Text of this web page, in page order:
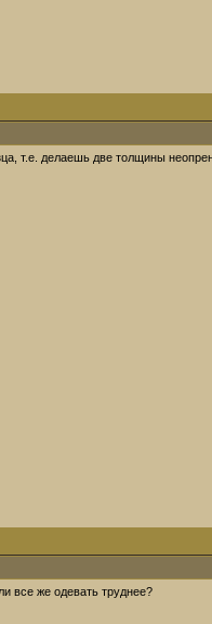
т.е. делаешь две толщины
все же одевать труднее?